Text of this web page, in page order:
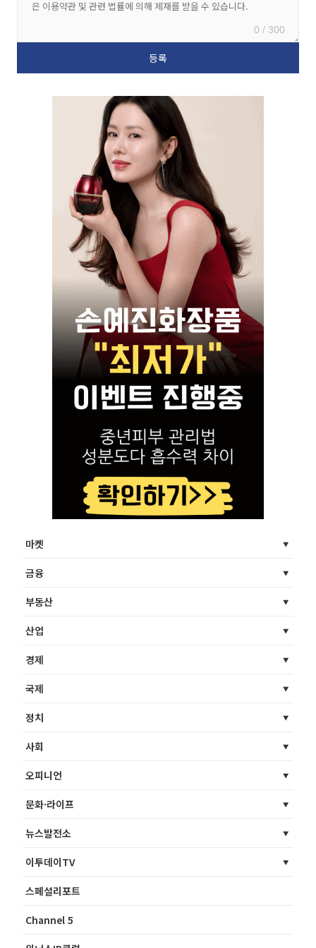
0 / 300
마켓
금융
부동산
산업
경제
국제
정치
사회
오피니언
문화·라이프
뉴스발전소
이투데이TV
스페셜리포트
Channel 5